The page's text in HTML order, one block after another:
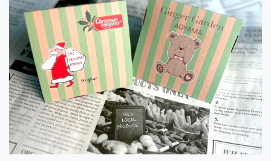
袋」
2024.05.02
イベント出店のお知らせ「ルミネ町田」
2024.05.02
イベント出店のお知らせ「そごう横浜」
2024.05.02
イベント出店のお知らせ「銀座三越」